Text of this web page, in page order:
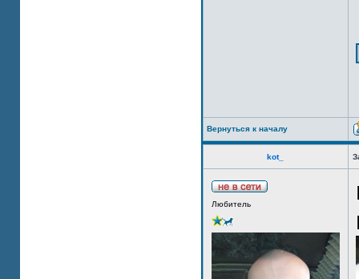
Вернуться к началу
kot_
Любитель